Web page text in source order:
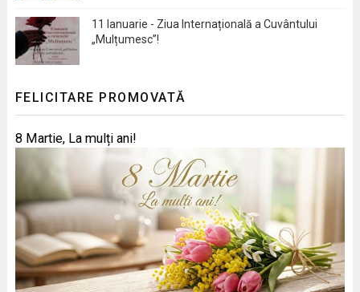
11 Ianuarie - Ziua Internațională a Cuvântului
„Mulțumesc”!
FELICITARE PROMOVATĂ
8 Martie, La mulți ani!